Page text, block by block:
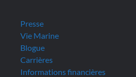
Presse
Vie Marine
Blogue
Carrières
Informations financières